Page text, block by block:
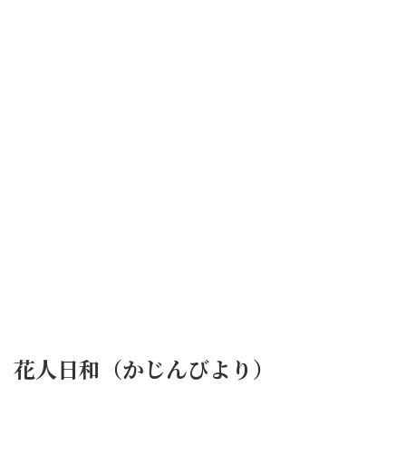
花人日和（かじんびより）